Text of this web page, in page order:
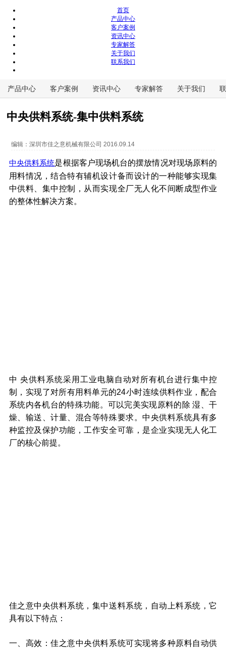
首页
产品中心
客户案例
资讯中心
专家解答
关于我们
联系我们
产品中心 客户案例 资讯中心 专家解答 关于我们
中央供料系统-集中供料系统
编辑：深圳市佳之意机械有限公司 2016.09.14
中央供料系统是根据客户现场机台的摆放情况对现场原料的
用料情况，结合特有辅机设计备而设计的一种能够实现集
中供料、集中控制，从而实现全厂无人化不间断成型作业
的整体性解决方案。
中 央供料系统采用工业电脑自动对所有机台进行集中控
制，实现了对所有用料单元的24小时连续供料作业，配合
系统内各机台的特殊功能。可以完美实现原料的除 湿、干
燥、输送、计量、混合等特殊要求。中央供料系统具有多
种监控及保护功能，工作安全可靠，是企业实现无人化工
厂的核心前提。
佳之意中央供料系统，集中送料系统，自动上料系统，它
具有以下特点：
一、高效：佳之意中央供料系统可实现将多种原料自动供